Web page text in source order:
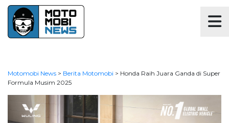
Motomobi News > Berita Motomobi > Honda Raih Juara Ganda di Super
Formula Musim 2025